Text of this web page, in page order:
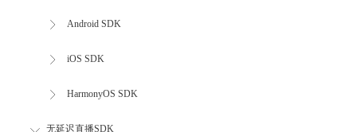
Android SDK
iOS SDK
HarmonyOS SDK
无延迟直播SDK